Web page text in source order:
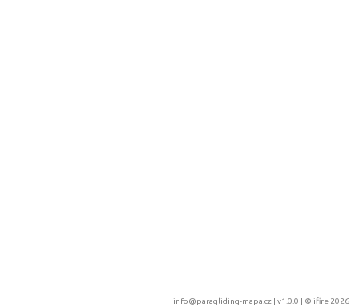
info@paragliding-mapa.cz | v1.0.0 | © ifire 2026